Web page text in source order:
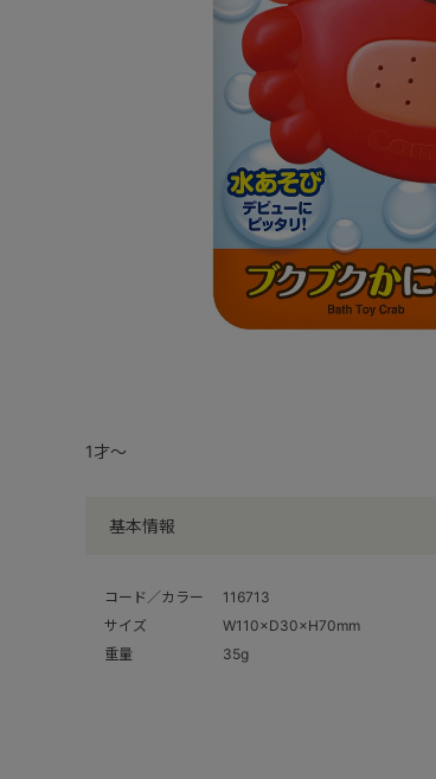
基本情報
コード／カラー
116713
サイズ
W110×D30×H70mm
重量
35g
1才～